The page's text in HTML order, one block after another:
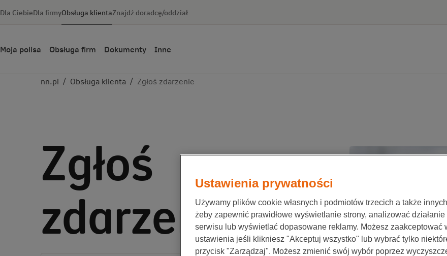
Dla CiebieDla firmyObsługa klientaZnajdź doradcę/oddział
Moja polisa Obsługa firm Dokumenty Inne
nn.pl / Obsługa klienta / Zgłoś zdarzenie
Zgłoś
zdarzenieUstawienia prywatności
Używamy plików cookie własnych i podmiotów trzecich a także
żeby zapewnić prawidłowe wyświetlanie strony, analizować
serwisu lub wyświetlać dopasowane reklamy. Możesz zaakceptować
ustawienia jeśli klikniesz "Akceptuj wszystko" lub wybrać tylko
przycisk "Zarządzaj". Możesz zmienić swój wybór poprzez